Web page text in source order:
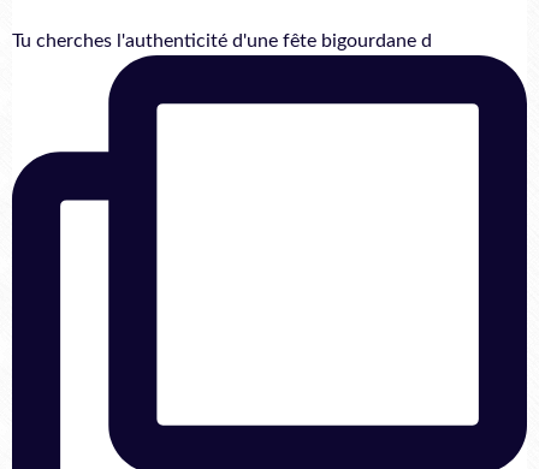
Tu cherches l'authenticité d'une fête bigourdane d